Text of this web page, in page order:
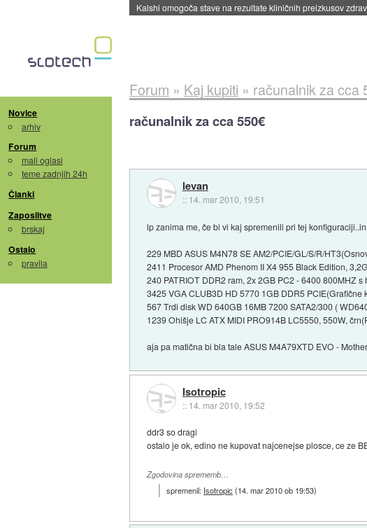
Sandisk že prodal več kot polovico SSD-jev za naslednji
Novice
arhiv
Forum
mali oglasi
teme zadnjih 24h
Članki
Zaposlitve
brskaj
Ostalo
pravila
Forum » Kaj kupiti » računalnik za cca
računalnik za cca 550€
levan
:: 14. mar 2010, 19:51
lp zanima me, če bi vi kaj spremenili pri tej
229 MBD ASUS M4N78 SE AM2/PCIE/GL/S/R/
2411 Procesor AMD Phenom II X4 955 Black Edition,
240 PATRIOT DDR2 ram, 2x 2GB PC2 - 6400 800MHZ
3425 VGA CLUB3D HD 5770 1GB DDR5 PCIE(Grafične
567 Trdi disk WD 640GB 16MB 7200 SATA2/300 (
1239 Ohišje LC ATX MIDI PRO914B LC5550, 550W,
aja pa matična bi bla tale ASUS M4A79XTD EVO -
Isotropic
:: 14. mar 2010, 19:52
ddr3 so dragi
ostalo je ok, edino ne kupovat najcenejse plosce, ce ze
Zgodovina sprememb…
spremenil: Isotropic(14. mar 2010 ob 19:53)